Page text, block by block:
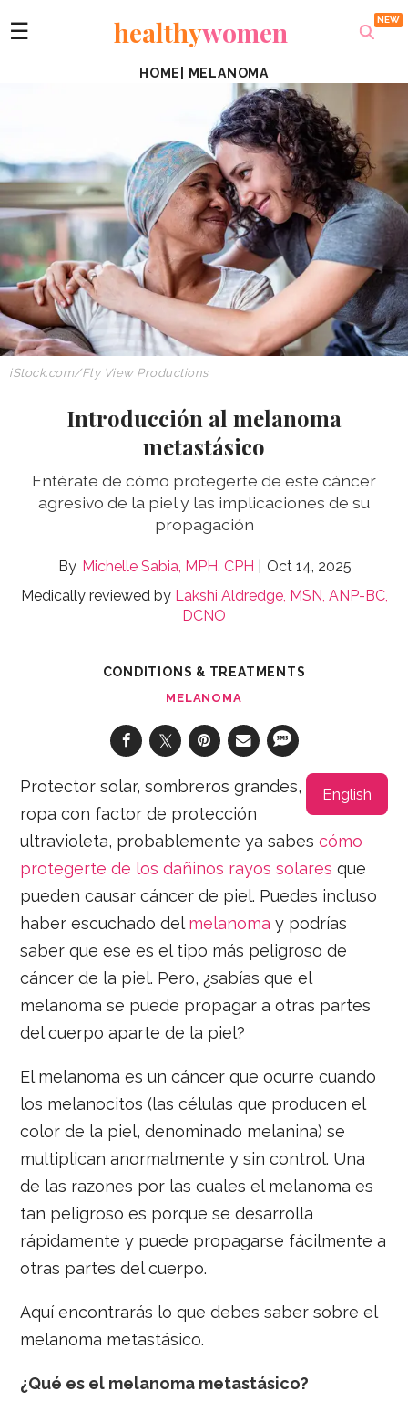
☰ healthywomen
HOME MELANOMA
iStock.com/Fly View Productions
Introducción al melanoma
metastásico
Entérate de cómo protegerte de este cáncer
agresivo de la piel y las implicaciones de su
propagación
Michelle Sabia, MPH, CPH
Oct 14, 2025
Medically reviewed by Lakshi Aldredge, MSN, ANP-BC,
DCNO
CONDITIONS & TREATMENTS
MELANOMA
English
Protector solar, sombreros grandes,
ropa con factor de protección
ultravioleta, probablemente ya sabescómo
protegerte de los dañinos rayos solares que
pueden causar cáncer de piel. Puedes incluso
haber escuchado del melanoma y podrías
saber que ese es el tipo más peligroso de
cáncer de la piel. Pero, ¿sabías que el
melanoma se puede propagar a otras partes
del cuerpo aparte de la piel?
El melanoma es un cáncer que ocurre cuando
los melanocitos (las células que producen el
color de la piel, denominado melanina) se
multiplican anormalmente y sin control. Una
de las razones por las cuales el melanoma es
tan peligroso es porque se desarrolla
rápidamente y puede propagarse fácilmente a
otras partes del cuerpo.
Aquí encontrarás lo que debes saber sobre el
melanoma metastásico.
¿Qué es el melanoma metastásico?